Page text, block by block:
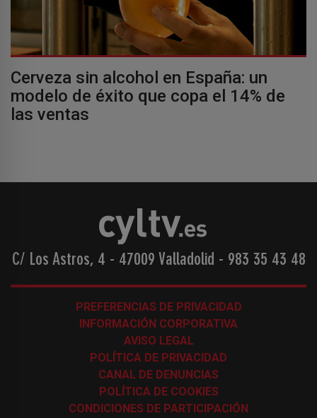
Cerveza sin alcohol en España: un
modelo de éxito que copa el 14% de
las ventas
C/ Los Astros, 4 - 47009 Valladolid - 983 35 43 48
PREFERENCIAS DE PRIVACIDAD
INFORMACIÓN CORPORATIVA
AVISO LEGAL
POLÍTICA DE PRIVACIDAD
CANAL DE DENUNCIAS
POLÍTICA DE COOKIES
CONDICIONES DE PARTICIPACIÓN